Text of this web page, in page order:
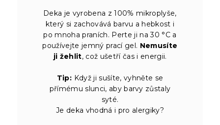
Deka je vyrobena z 100% mikroplyše,
který si zachovává barvu a hebkost i
po mnoha praních. Perte ji na 30 °C a
používejte jemný prací gel. Nemusíte
ji žehlit, což ušetří čas i energii.
Tip: Když ji sušíte, vyhněte se
přímému slunci, aby barvy zůstaly
syté.
Je deka vhodná i pro alergiky?